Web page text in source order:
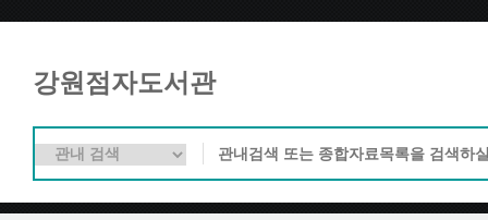
강원점자도서관